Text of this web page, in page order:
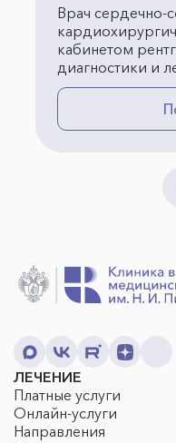
Врач сердечно-
кабинетом
диагностики и
ЛЕЧЕНИЕ
Платные услуги
Онлайн-услуги
Направления